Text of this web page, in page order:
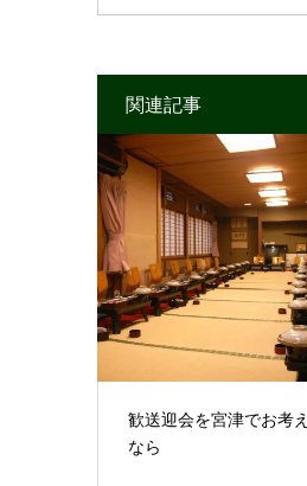
関連記事
歓送迎会を宮津でお考え
なら